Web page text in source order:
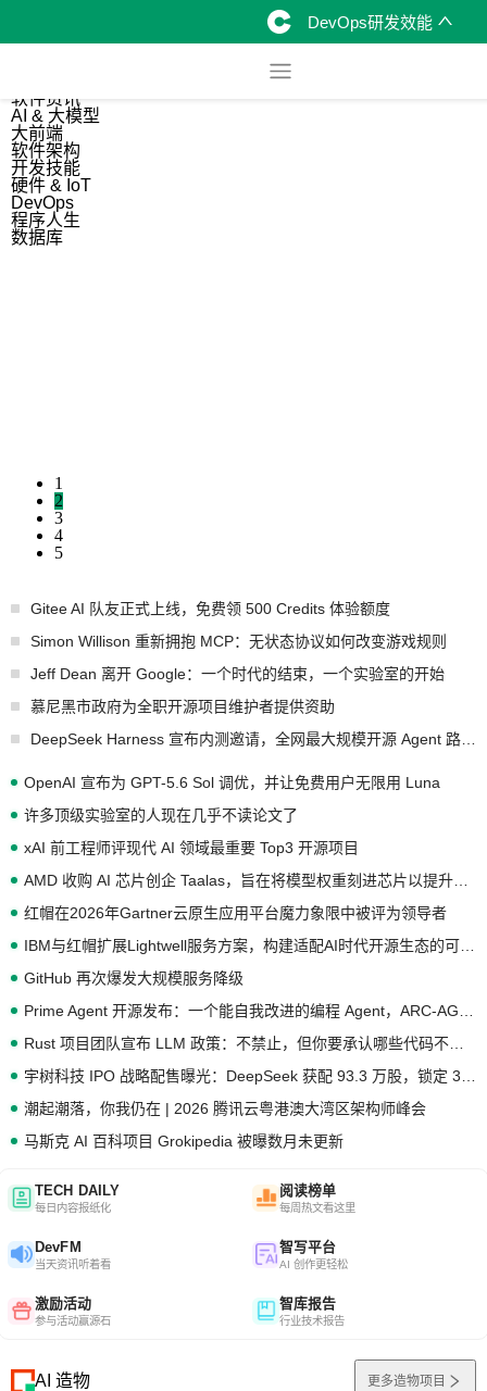
DevOps研发效能
软件资讯
AI & 大模型
大前端
软件架构
开发技能
硬件 & IoT
DevOps
程序人生
数据库
1
2
3
4
5
Gitee AI 队友正式上线，免费领 500 Credits 体验额度
Simon Willison 重新拥抱 MCP：无状态协议如何改变游戏规则
Jeff Dean 离开 Google：一个时代的结束，一个实验室的开始
慕尼黑市政府为全职开源项目维护者提供资助
OpenAI 宣布为 GPT-5.6 Sol 调优，并让免费用户无限用 Luna
许多顶级实验室的人现在几乎不读论文了
xAI 前工程师评现代 AI 领域最重要 Top3 开源项目
红帽在2026年Gartner云原生应用平台魔力象限中被评为领导者
GitHub 再次爆发大规模服务降级
潮起潮落，你我仍在 | 2026 腾讯云粤港澳大湾区架构师峰会
马斯克 AI 百科项目 Grokipedia 被曝数月未更新
TECH DAILY
每日内容报纸化
阅读榜单
每周热文看这里
DevFM
当天资讯听着看
智写平台
AI 创作更轻松
激励活动
参与活动赢源石
智库报告
行业技术报告
AI 造物 更多造物项目